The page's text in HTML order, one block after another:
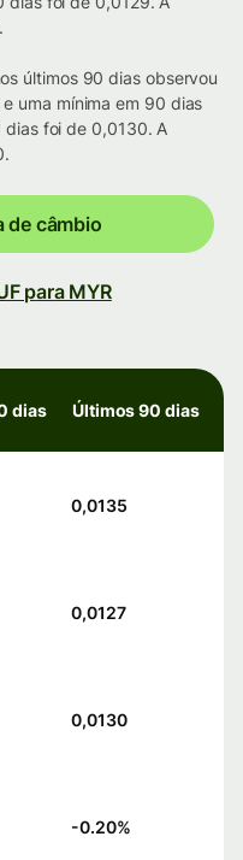
últimos 90 dias observou
uma mínima em 90 dias
dias foi de 0,0130. A
de câmbio
para MYR
dias Últimos 90 dias
0,0135
0,0127
0,0130
-0.20%